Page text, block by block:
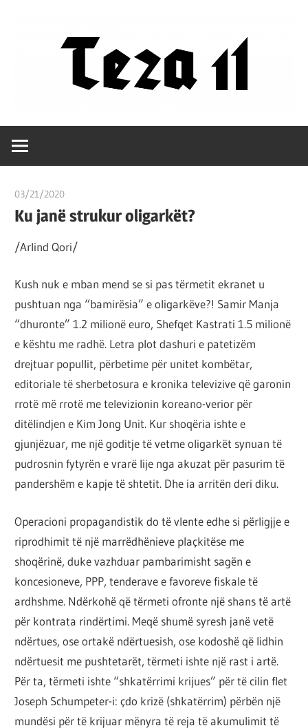
Teza
11
vetëm
shpjeguar
në
të
ndryshme
botën,
por
çështja
është
që
shndërrosh
atë.
03/21/2020
Ku janë strukur oligarkët?
/Arlind Qori/
Kush nuk e mban mend se si pas tërmetit ekranet u
pushtuan nga “bamirësia” e oligarkëve?! Samir Manja
“dhuronte” 1.2 milionë euro, Shefqet Kastrati 1.5 milionë
e kështu me radhë. Letra plot dashuri e patetizëm
drejtuar popullit, përbetime për unitet kombëtar,
editoriale të sherbetosura e kronika televizive që garonin
rrotë më rrotë me televizionin koreano-verior për
ditëlindjen e Kim Jong Unit. Kur shoqëria ishte e
gjunjëzuar, me një goditje të vetme oligarkët synuan të
pudrosnin fytyrën e vrarë lije nga akuzat për pasurim të
pandershëm e kapje të shtetit. Dhe ia arritën deri diku.
Operacioni propagandistik do të vlente edhe si përligjje e
riprodhimit të një marrëdhënieve plaçkitëse me
shoqërinë, duke vazhduar pambarimisht sagën e
koncesioneve, PPP, tenderave e favoreve fiskale të
ardhshme. Ndërkohë që tërmeti ofronte një shans të artë
për kontrata rindërtimi. Meqë shumë syresh janë vetë
ndërtues, ose ortakë ndërtuesish, ose kodoshë që lidhin
ndërtuesit me pushtetarët, tërmeti ishte një rast i artë.
Për ta, tërmeti ishte “shkatërrimi krijues” për të cilin flet
Joseph Schumpeter-i: çdo krizë (shkatërrim) përbën një
mundësi për të krijuar mënyra të reja të akumulimit të